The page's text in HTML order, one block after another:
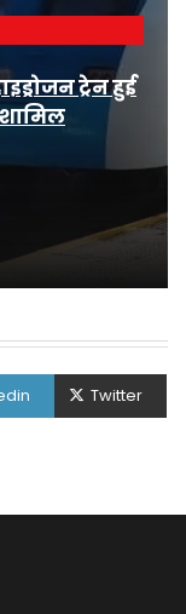
ट्रेन हुई
Twitter